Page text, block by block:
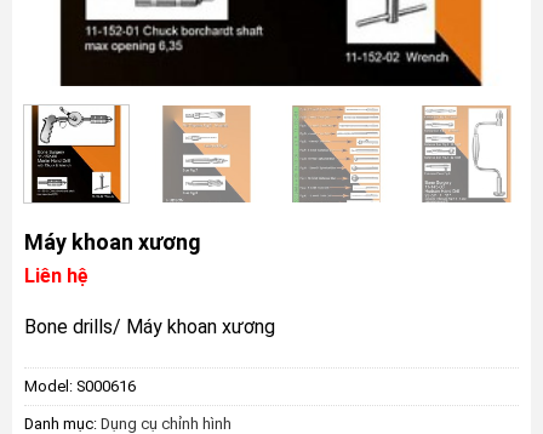
Máy khoan xương
Liên hệ
Bone drills/ Máy khoan xương
Model: S000616
Danh mục: Dụng cụ chỉnh hình